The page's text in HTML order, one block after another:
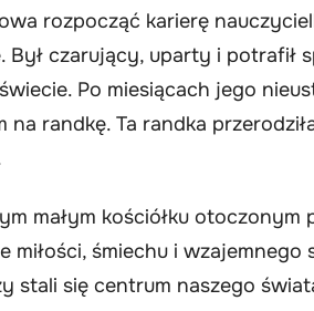
rozpocząć karierę
czarujący, uparty i potrafił
Po miesiącach jego
na randkę. Ta randka
małym kościółku otoczonym
miłości, śmiechu i
stali się centrum naszego